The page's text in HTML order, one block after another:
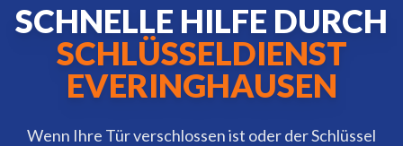
SCHNELLE HILFE DURCH
SCHLÜSSELDIENST
EVERINGHAUSEN
Wenn Ihre Tür verschlossen ist oder der Schlüssel